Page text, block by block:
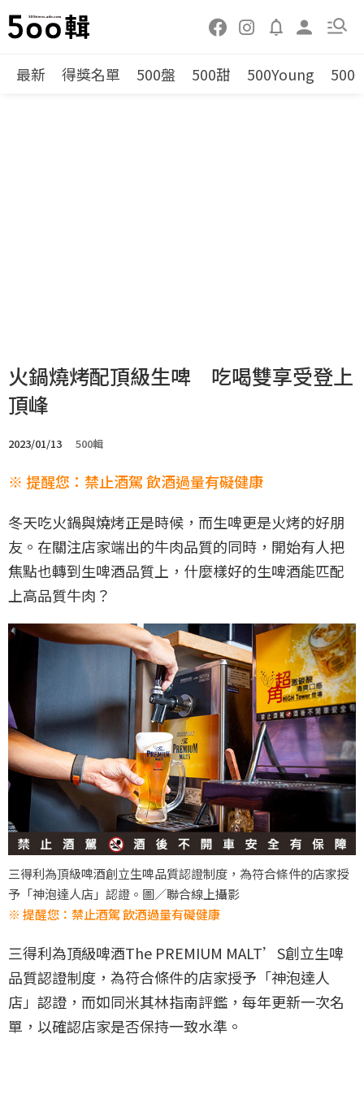
最新 得獎名單 500盤 500甜 500Young 500
火鍋燒烤配頂級生啤 吃喝雙享受登上
頂峰
2023/01/13 500輯
※ 提醒您：禁止酒駕 飲酒過量有礙健康
冬天吃火鍋與燒烤正是時候，而生啤更是火烤的好朋
友。在關注店家端出的牛肉品質的同時，開始有人把
焦點也轉到生啤酒品質上，什麼樣好的生啤酒能匹配
上高品質牛肉？
三得利為頂級啤酒創立生啤品質認證制度，為符合條件的店家授
予「神泡達人店」認證。圖／聯合線上攝影
※ 提醒您：禁止酒駕 飲酒過量有礙健康
三得利為頂級啤酒The PREMIUM MALT’S創立生啤
品質認證制度，為符合條件的店家授予「神泡達人
店」認證，而如同米其林指南評鑑，每年更新一次名
單，以確認店家是否保持一致水準。